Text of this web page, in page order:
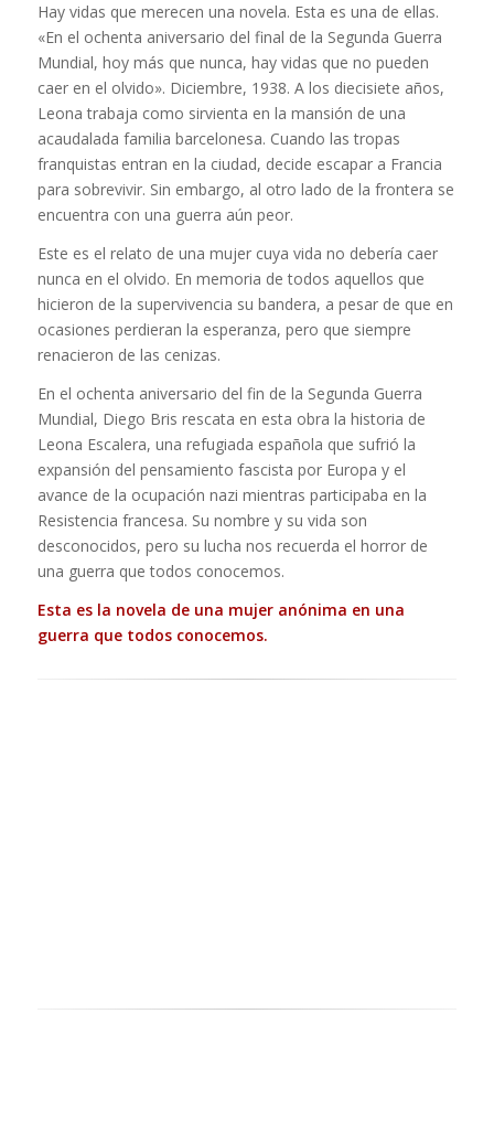
Hay vidas que merecen una novela. Esta es una de ellas.
«En el ochenta aniversario del final de la Segunda Guerra
Mundial, hoy más que nunca, hay vidas que no pueden
caer en el olvido». Diciembre, 1938. A los diecisiete años,
Leona trabaja como sirvienta en la mansión de una
acaudalada familia barcelonesa. Cuando las tropas
franquistas entran en la ciudad, decide escapar a Francia
para sobrevivir. Sin embargo, al otro lado de la frontera se
encuentra con una guerra aún peor.
Este es el relato de una mujer cuya vida no debería caer
nunca en el olvido. En memoria de todos aquellos que
hicieron de la supervivencia su bandera, a pesar de que en
ocasiones perdieran la esperanza, pero que siempre
renacieron de las cenizas.
En el ochenta aniversario del fin de la Segunda Guerra
Mundial, Diego Bris rescata en esta obra la historia de
Leona Escalera, una refugiada española que sufrió la
expansión del pensamiento fascista por Europa y el
avance de la ocupación nazi mientras participaba en la
Resistencia francesa. Su nombre y su vida son
desconocidos, pero su lucha nos recuerda el horror de
una guerra que todos conocemos.
Esta es la novela de una mujer anónima en una
guerra que todos conocemos.